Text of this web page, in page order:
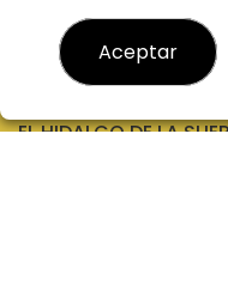
EL HIDALGO DE LA
Aceptar